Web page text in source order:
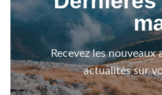
Recevez les
actualités sur